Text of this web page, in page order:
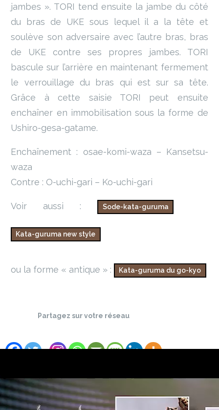
jambes ». TORI tend ensuite la jambe du côté
du bras de UKE sous lequel il a la tête et
soulève son adversaire avec l’autre bras, bras
de UKE contre ses propres jambes. TORI
bascule sur l’arrière en maintenant fermement
le verrouillage du bras qui est sur sa tête.
Grâce à cette saisie TORI peut ensuite
enchaîner en immobilisation sous la forme de
Ushiro-gesa-gatame.
Enchaînement : osae-komi-waza – Kansetsu-
waza
Contre : O-uchi-gari – Ko-uchi-gari
Voir aussi :
ou la forme « antique » :
Partagez sur votre réseau